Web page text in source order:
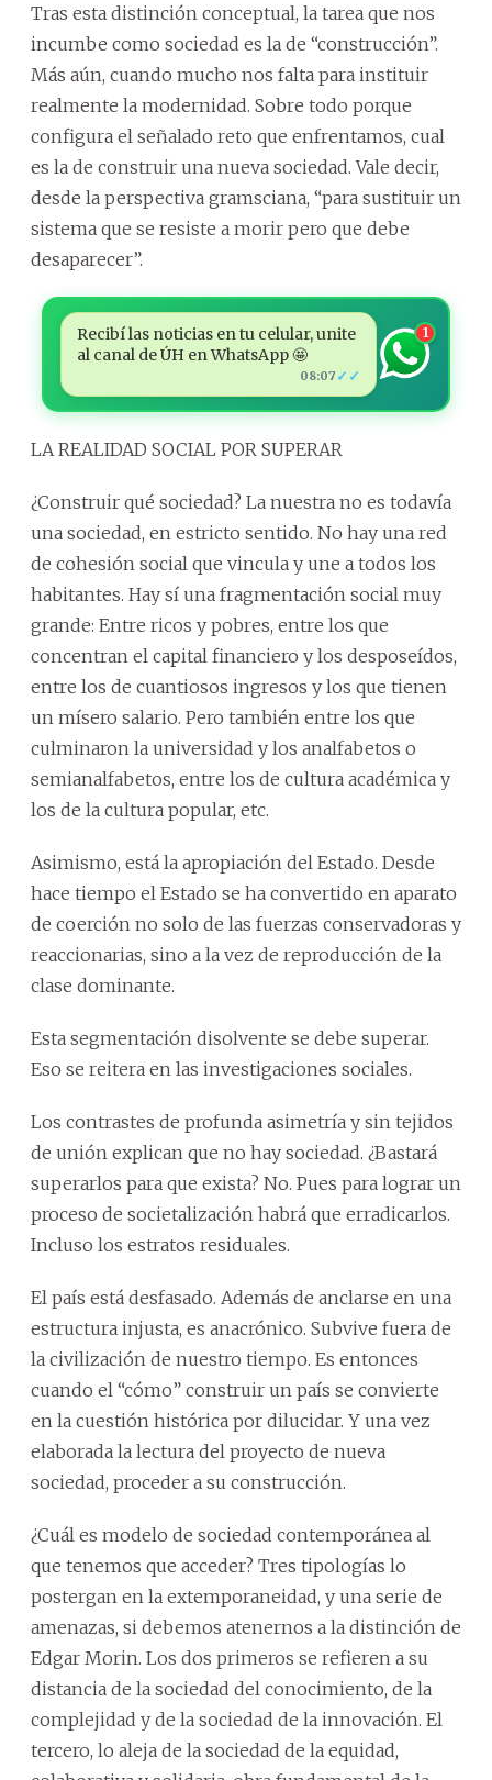
Tras esta distinción conceptual, la tarea que nos
incumbe como sociedad es la de “construcción”.
Más aún, cuando mucho nos falta para instituir
realmente la modernidad. Sobre todo porque
configura el señalado reto que enfrentamos, cual
es la de construir una nueva sociedad. Vale decir,
desde la perspectiva gramsciana, “para sustituir un
sistema que se resiste a morir pero que debe
desaparecer”.
Recibí las noticias en tu celular, unite
al canal de ÚH en WhatsApp 🤩
08:07 ✓✓
1
LA REALIDAD SOCIAL POR SUPERAR
¿Construir qué sociedad? La nuestra no es todavía
una sociedad, en estricto sentido. No hay una red
de cohesión social que vincula y une a todos los
habitantes. Hay sí una fragmentación social muy
grande: Entre ricos y pobres, entre los que
concentran el capital financiero y los desposeídos,
entre los de cuantiosos ingresos y los que tienen
un mísero salario. Pero también entre los que
culminaron la universidad y los analfabetos o
semianalfabetos, entre los de cultura académica y
los de la cultura popular, etc.
Asimismo, está la apropiación del Estado. Desde
hace tiempo el Estado se ha convertido en aparato
de coerción no solo de las fuerzas conservadoras y
reaccionarias, sino a la vez de reproducción de la
clase dominante.
Esta segmentación disolvente se debe superar.
Eso se reitera en las investigaciones sociales.
Los contrastes de profunda asimetría y sin tejidos
de unión explican que no hay sociedad. ¿Bastará
superarlos para que exista? No. Pues para lograr un
proceso de societalización habrá que erradicarlos.
Incluso los estratos residuales.
El país está desfasado. Además de anclarse en una
estructura injusta, es anacrónico. Subvive fuera de
la civilización de nuestro tiempo. Es entonces
cuando el “cómo” construir un país se convierte
en la cuestión histórica por dilucidar. Y una vez
elaborada la lectura del proyecto de nueva
sociedad, proceder a su construcción.
¿Cuál es modelo de sociedad contemporánea al
que tenemos que acceder? Tres tipologías lo
postergan en la extemporaneidad, y una serie de
amenazas, si debemos atenernos a la distinción de
Edgar Morin. Los dos primeros se refieren a su
distancia de la sociedad del conocimiento, de la
complejidad y de la sociedad de la innovación. El
tercero, lo aleja de la sociedad de la equidad,